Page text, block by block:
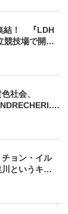
結！ 『LDH
競技場で開催
社会、
が
ョン・イル
というキャ